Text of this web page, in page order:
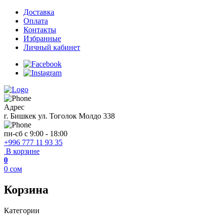
Доставка
Оплата
Контакты
Избранные
Личный кабинет
Адрес
г. Бишкек ул. Тоголок Молдо 338
пн-сб с 9:00 - 18:00
+996 777 11 93 35
В корзине
0
0 сом
Корзина
Категории